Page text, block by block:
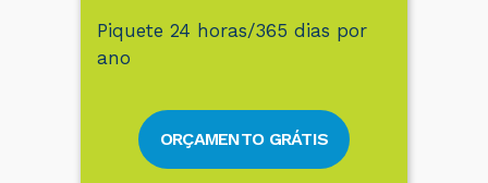
Piquete 24 horas/365 dias por
ano
ORÇAMENTO GRÁTIS